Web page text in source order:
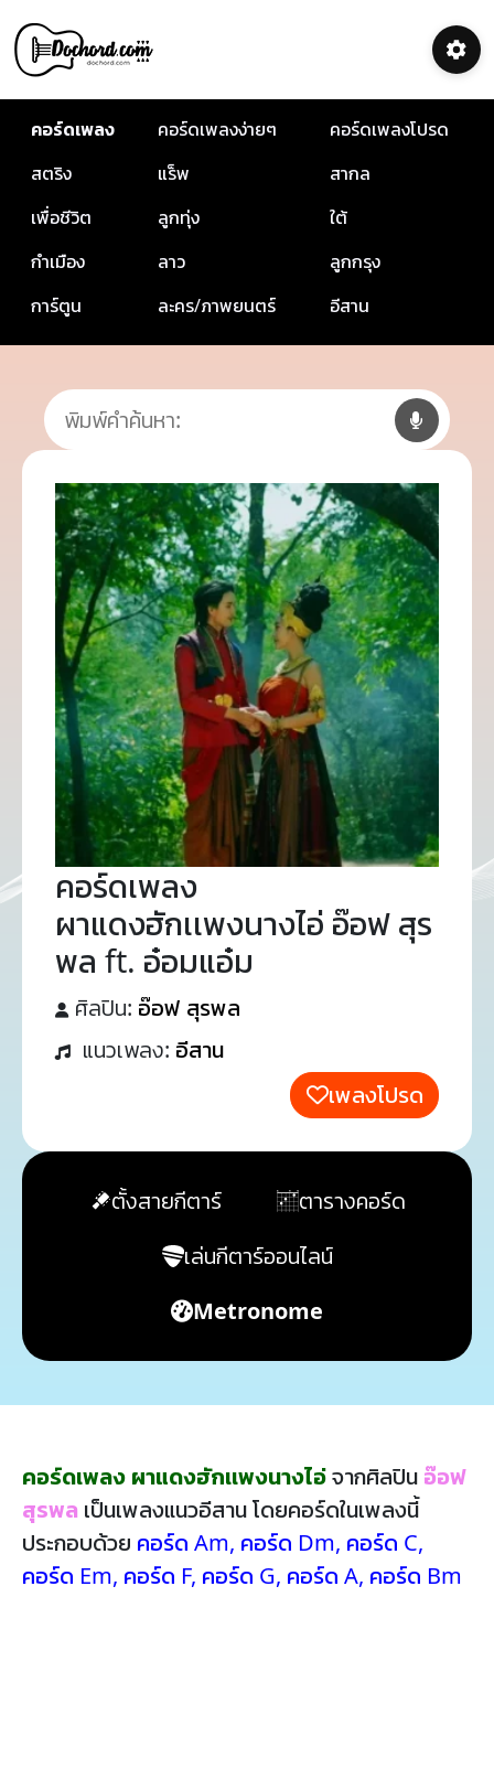
คอร์ดเพลง คอร์ดเพลงง่ายๆ
คอร์ดเพลงโปรด
สตริง
แร็พ
สากล
เพื่อชีวิต
ลูกทุ่ง
ใต้
กำเมือง
ลาว
ลูกกรุง
การ์ตูน
ละคร/ภาพยนตร์ อีสาน
คอร์ดเพลง
ผาแดงฮักเเพงนางไอ่ อ๊อฟ สุร
พล ft. อ๋อมแอ๋ม
ศิลปิน: อ๊อฟ สุรพล
แนวเพลง: อีสาน
เพลงโปรด
ตั้งสายกีตาร์
ตารางคอร์ด
เล่นกีตาร์ออนไลน์
Metronome
คอร์ดเพลง ผาแดงฮักเเพงนางไอ่จากศิลปิน อ๊อฟ
สุรพล เป็นเพลงแนวอีสาน โดยคอร์ดในเพลงนี้
ประกอบด้วย คอร์ด Am, คอร์ด Dm, คอร์ด C,
คอร์ด Em, คอร์ด F, คอร์ด G, คอร์ด A, คอร์ด Bm